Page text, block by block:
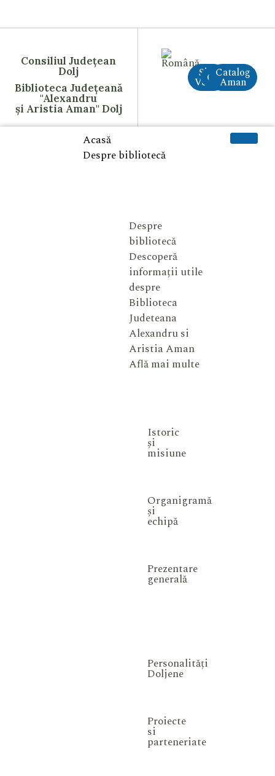
Consiliul Județean
Dolj
Biblioteca Județeană
"Alexandru
și Aristia Aman" Dolj
Site
VechiCreAI
Catalog
Aman
Acasă
Despre bibliotecă
Despre
bibliotecă
Descoperă
informații utile
despre
Biblioteca
Judeteana
Alexandru si
Aristia Aman
Află mai multe
Istoric
și
misiune
Organigramă
și
echipă
Prezentare
generală
Personalități
Doljene
Proiecte
si
parteneriate